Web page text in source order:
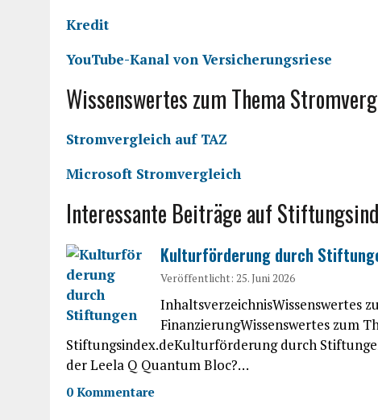
Kredit
YouTube-Kanal von Versicherungsriese
Wissenswertes zum Thema
Stromvergleich auf TAZ
Microsoft Stromvergleich
Interessante Beiträge auf
Kulturförderung durch
Veröffentlicht: 25. Juni 2026
InhaltsverzeichnisWissenswertes
FinanzierungWissenswertes zum
Stiftungsindex.deKulturförderung durch
der Leela Q Quantum Bloc?…
0 Kommentare